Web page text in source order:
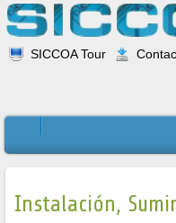
SICCOA Tour
Instalación,